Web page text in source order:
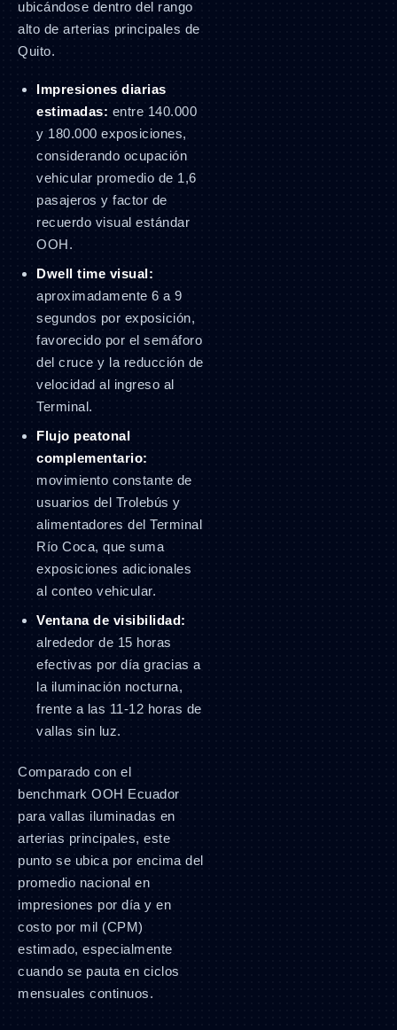
ubicándose dentro del rango
alto de arterias principales de
Quito.
Impresiones diarias
estimadas: entre 140.000
y 180.000 exposiciones,
considerando ocupación
vehicular promedio de 1,6
pasajeros y factor de
recuerdo visual estándar
OOH.
Dwell time visual:
aproximadamente 6 a 9
segundos por exposición,
favorecido por el semáforo
del cruce y la reducción de
velocidad al ingreso al
Terminal.
Flujo peatonal
complementario:
movimiento constante de
usuarios del Trolebús y
alimentadores del Terminal
Río Coca, que suma
exposiciones adicionales
al conteo vehicular.
Ventana de visibilidad:
alrededor de 15 horas
efectivas por día gracias a
la iluminación nocturna,
frente a las 11-12 horas de
vallas sin luz.
Comparado con el
benchmark OOH Ecuador
para vallas iluminadas en
arterias principales, este
punto se ubica por encima del
promedio nacional en
impresiones por día y en
costo por mil (CPM)
estimado, especialmente
cuando se pauta en ciclos
mensuales continuos.